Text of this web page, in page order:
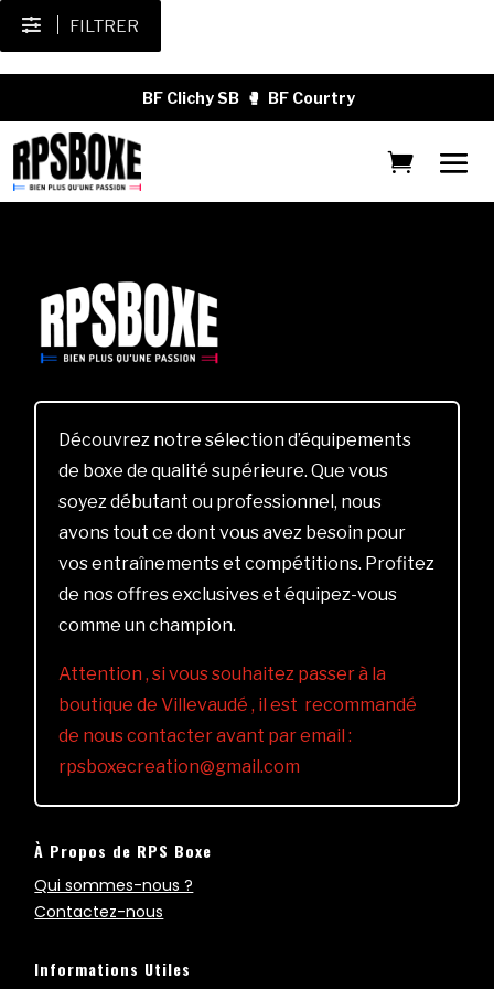
FILTRER
BF Clichy SB 🥊 BF Courtry
Découvrez notre sélection d’équipements
de boxe de qualité supérieure. Que vous
soyez débutant ou professionnel, nous
avons tout ce dont vous avez besoin pour
vos entraînements et compétitions. Profitez
de nos offres exclusives et équipez-vous
comme un champion.
Attention , si vous souhaitez passer à la
boutique de Villevaudé , il est recommandé
de nous contacter avant par email :
rpsboxecreation@gmail.com
À Propos de RPS Boxe
Qui sommes-nous ?
Contactez-nous
Informations Utiles